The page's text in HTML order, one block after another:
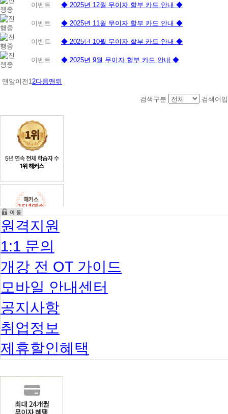
이벤트 ◆ 2025년 12월 무이자 할부 카드 안내 ◆
이벤트 ◆ 2025년 11월 무이자 할부 카드 안내 ◆
이벤트 ◆ 2025년 10월 무이자 할부 카드 안내 ◆
이벤트 ◆ 2025년 9월 무이자 할부 카드 안내 ◆
맨앞이전 1 2다음맨뒤
검색구분 검색어
원격지원
1:1 문의
개강 전 OT 가이드
모바일 안내센터
공지사항
취업정보
제휴할인혜택